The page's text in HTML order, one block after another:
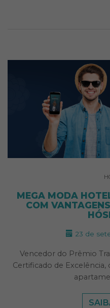
MEGA MODA
COM
23 de
Vencedor do Prêmio
Certificado de